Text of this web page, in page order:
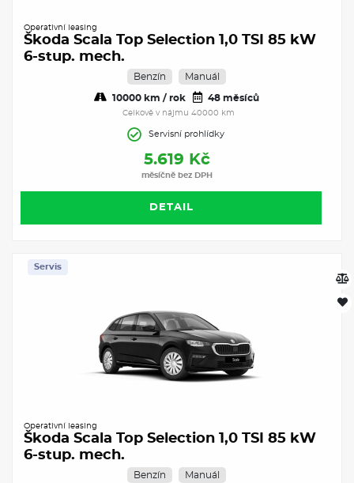
Operativní leasing
Škoda Scala Top Selection 1,0 TSI 85 kW
6-stup. mech.
Benzín Manuál
10000 km / rok 48 měsíců
Celkově v nájmu 40000 km
Servisní prohlídky
5.619 Kč
měsíčně bez DPH
DETAIL
Servis
Operativní leasing
Škoda Scala Top Selection 1,0 TSI 85 kW
6-stup. mech.
Benzín Manuál